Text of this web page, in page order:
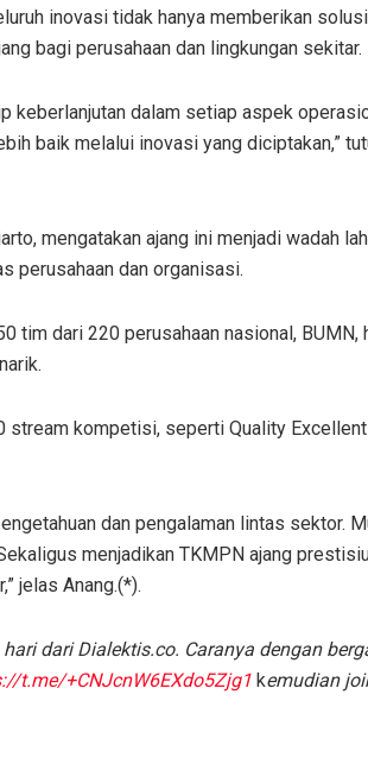
inovasi tidak hanya memberikan
bagi perusahaan dan lingkungan sekitar.
keberlanjutan dalam setiap aspek
baik melalui inovasi yang diciptakan,”
mengatakan ajang ini menjadi wadah
perusahaan dan organisasi.
tim dari 220 perusahaan nasional, BUMN,
stream kompetisi, seperti Quality
dan pengalaman lintas sektor.
menjadikan TKMPN ajang
jelas Anang.(*).
dari Dialektis.co. Caranya dengan
t.me/+CNJcnW6EXdo5Zjg1 kemudian